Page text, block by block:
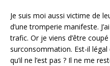
Je suis moi aussi victime de
d’une tromperie manifeste.
trafic. Or je viens d’être
surconsommation. Est-il
qu’il ne l’est pas ? Il ne me